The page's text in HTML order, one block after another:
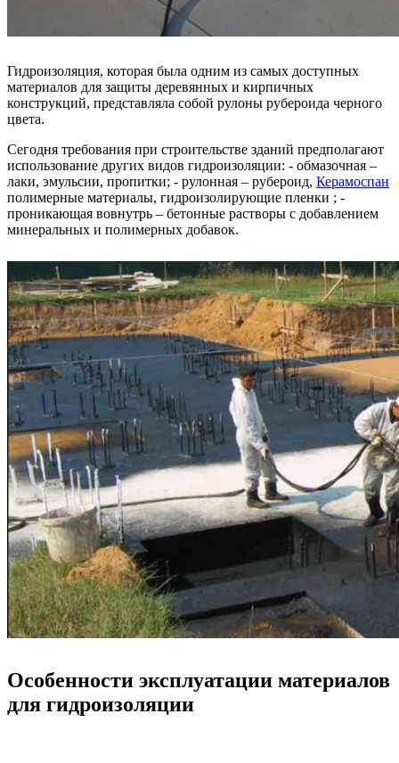
Гидроизоляция, которая была одним из самых доступных
материалов для защиты деревянных и кирпичных
конструкций, представляла собой рулоны рубероида черного
цвета.
Сегодня требования при строительстве зданий предполагают
использование других видов гидроизоляции: - обмазочная –
лаки, эмульсии, пропитки; - рулонная – рубероид, Керамоспан
полимерные материалы, гидроизолирующие пленки ; -
проникающая вовнутрь – бетонные растворы с добавлением
минеральных и полимерных добавок.
Особенности эксплуатации материалов
для гидроизоляции